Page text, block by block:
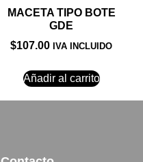
MACETA TIPO BOTE
GDE
$107.00 IVA INCLUIDO
Añadir al carrito